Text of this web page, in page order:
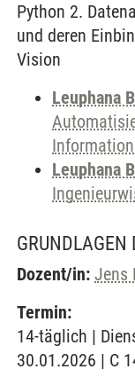
Python 2.
und deren
Vision
Leuphana
Leuphana
GRUNDLAGEN
Dozent/in: Jens
Termin:
14-täglich |
30.01.2026 | C